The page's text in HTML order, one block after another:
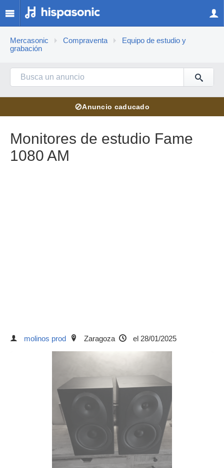
Mercasonic Compraventa
Equipo de estudio y
grabación
⊘Anuncio caducado
Monitores de estudio Fame
1080 AM
molinos prod Zaragoza el 28/01/2025